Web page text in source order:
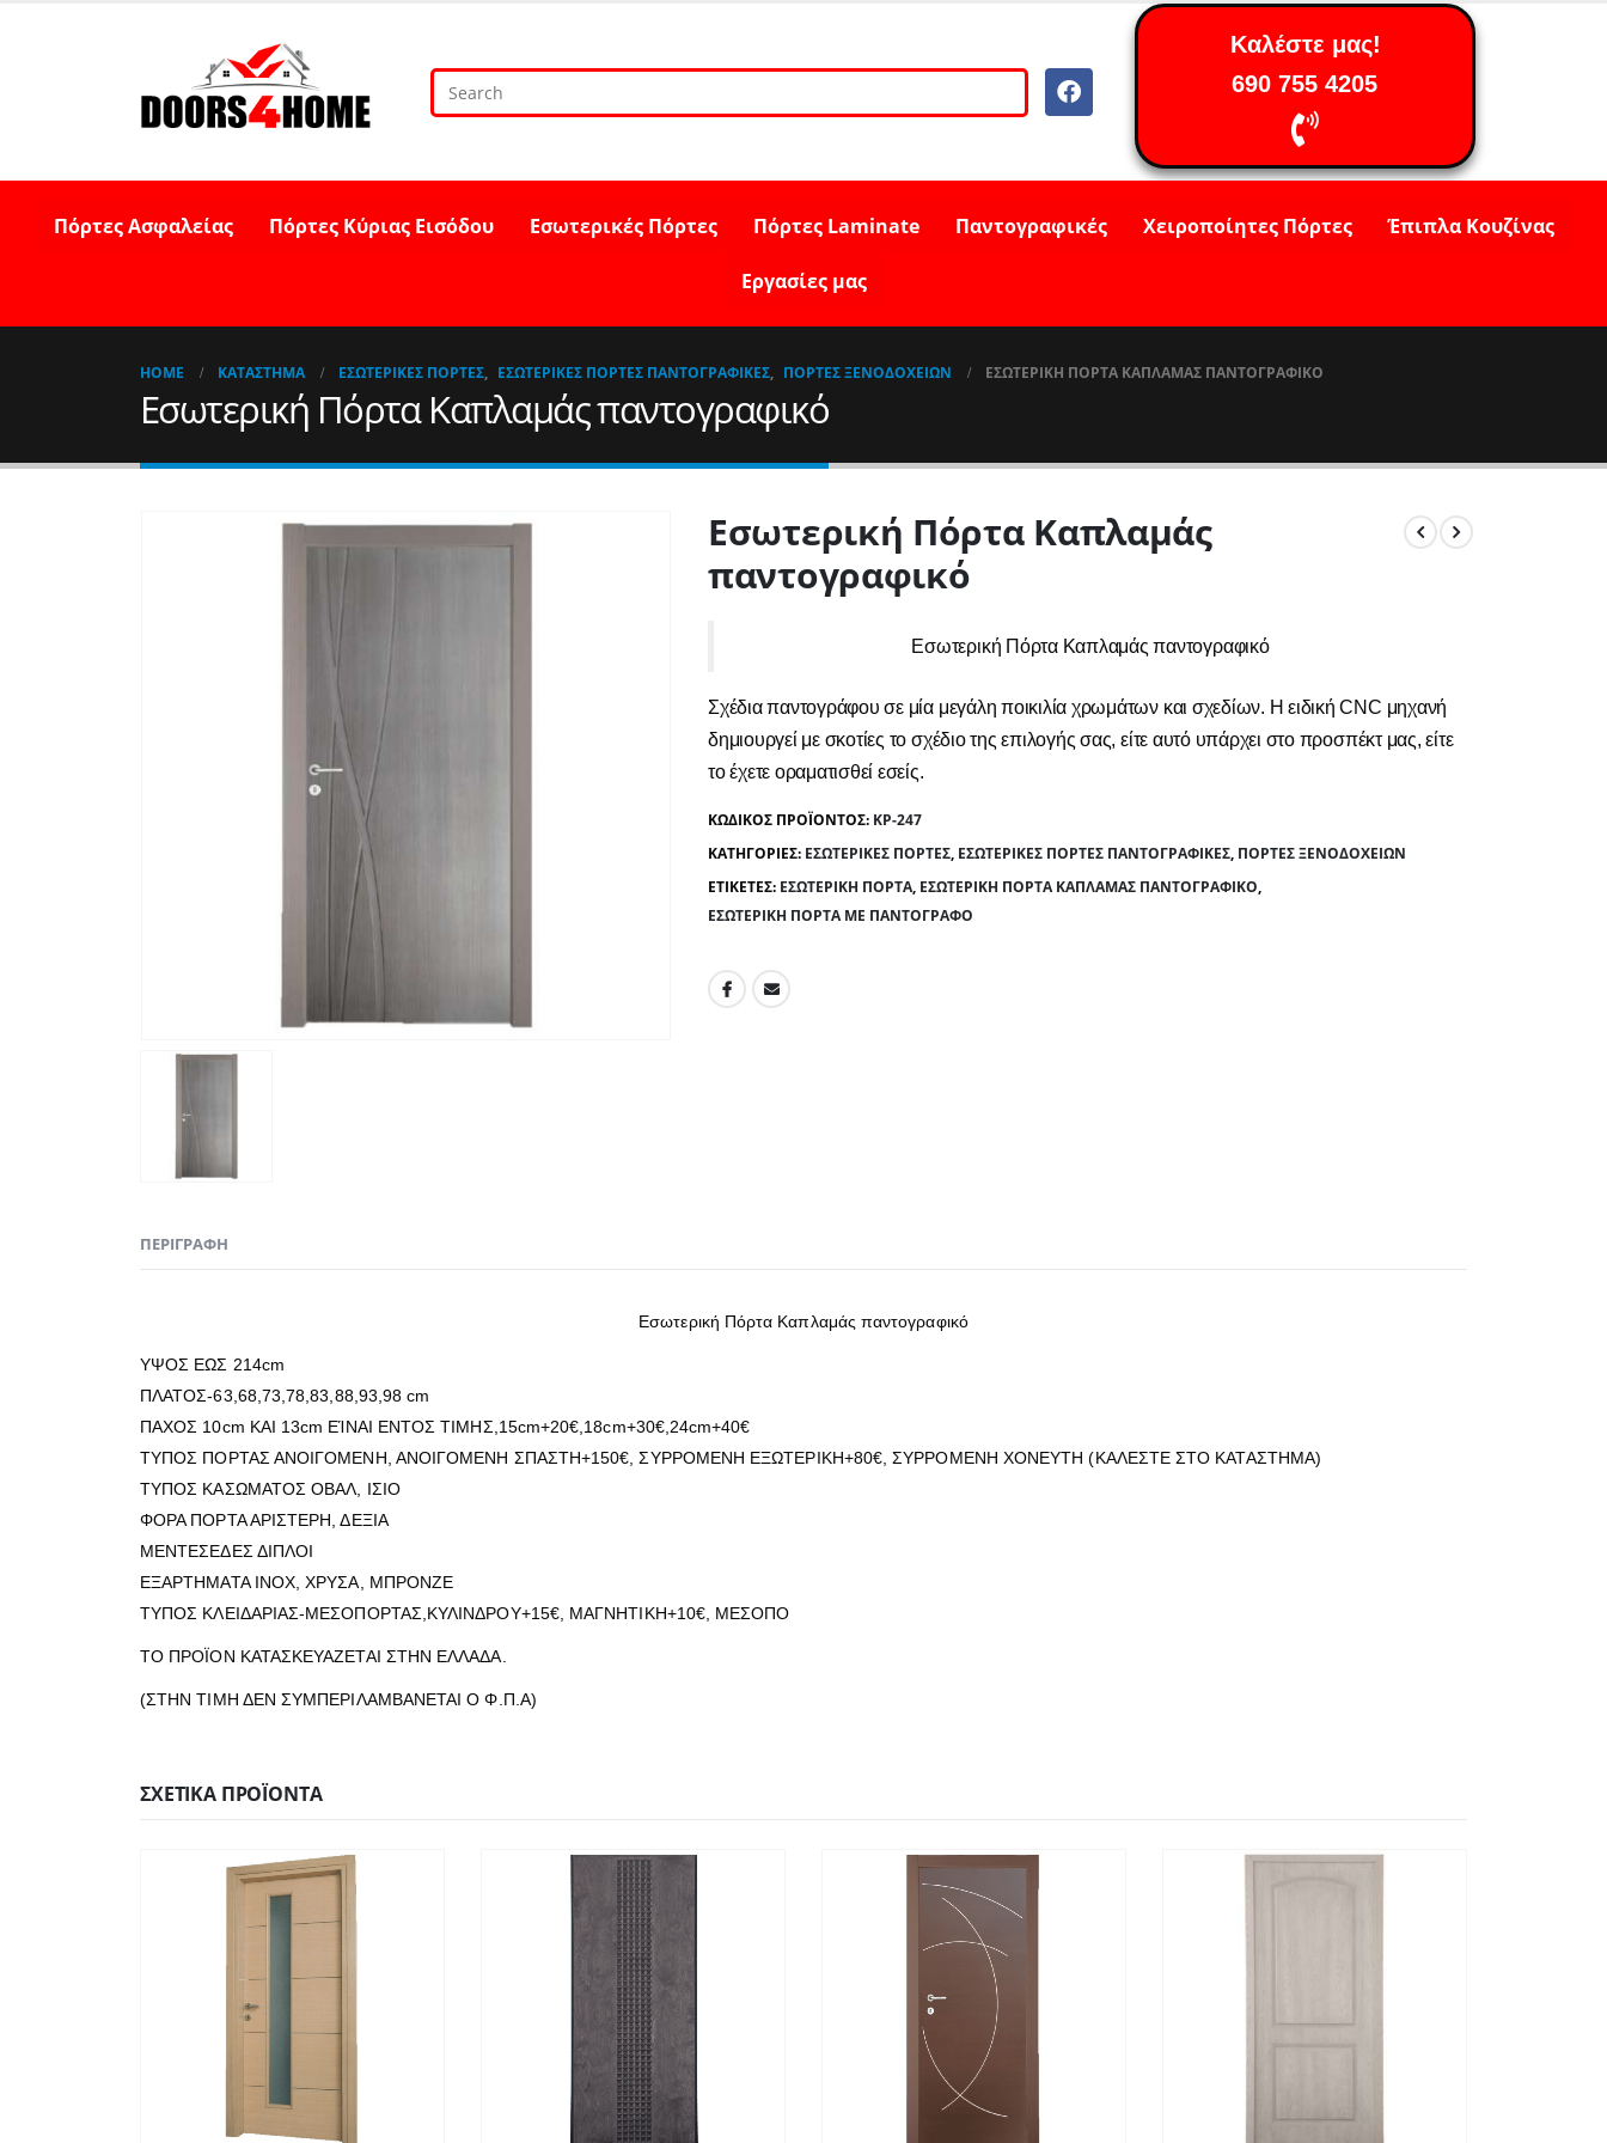
Καλέστε μας!
690 755 4205
Πόρτες Ασφαλείας Πόρτες Κύριας Εισόδου Εσωτερικές Πόρτες Πόρτες Laminate Παντογραφικές Χειροποίητες Πόρτες Έπιπλα Κουζίνας
Εργασίες μας
HOME ΚΑΤΆΣΤΗΜΑ ΕΣΩΤΕΡΙΚΈΣ ΠΌΡΤΕΣ, ΕΣΩΤΕΡΙΚΈΣ ΠΌΡΤΕΣ ΠΑΝΤΟΓΡΑΦΙΚΈΣ, ΠΌΡΤΕΣ ΞΕΝΟΔΟΧΕΊΩΝ ΕΣΩΤΕΡΙΚΉ ΠΌΡΤΑ ΚΑΠΛΑΜΆΣ ΠΑΝΤΟΓΡΑΦΙΚΌ
Εσωτερική Πόρτα Καπλαμάς παντογραφικό
Εσωτερική Πόρτα Καπλαμάς
παντογραφικό
Εσωτερική Πόρτα Καπλαμάς παντογραφικό
Σχέδια παντογράφου σε μία μεγάλη ποικιλία χρωμάτων και σχεδίων. Η ειδική CNC μηχανή
δημιουργεί με σκοτίες το σχέδιο της επιλογής σας, είτε αυτό υπάρχει στο προσπέκτ μας, είτε
το έχετε οραματισθεί εσείς.
ΚΩΔΙΚΌΣ ΠΡΟΪΌΝΤΟΣ: KP-247
ΚΑΤΗΓΟΡΊΕΣ: ΕΣΩΤΕΡΙΚΈΣ ΠΌΡΤΕΣ, ΕΣΩΤΕΡΙΚΈΣ ΠΌΡΤΕΣ ΠΑΝΤΟΓΡΑΦΙΚΈΣ, ΠΌΡΤΕΣ ΞΕΝΟΔΟΧΕΊΩΝ
ΕΤΙΚΈΤΕΣ: ΕΣΩΤΕΡΙΚΉ ΠΌΡΤΑ, ΕΣΩΤΕΡΙΚΉ ΠΌΡΤΑ ΚΑΠΛΑΜΆΣ ΠΑΝΤΟΓΡΑΦΙΚΌ,
ΕΣΩΤΕΡΙΚΉ ΠΌΡΤΑ ΜΕ ΠΑΝΤΟΓΡΆΦΟ
ΠΕΡΙΓΡΑΦΉ
Εσωτερική Πόρτα Καπλαμάς παντογραφικό
ΥΨΟΣ ΕΩΣ 214cm
ΠΛΑΤΟΣ-63,68,73,78,83,88,93,98 cm
ΠΑΧΟΣ 10cm ΚΑΙ 13cm ΕΊΝΑΙ ΕΝΤΟΣ ΤΙΜΗΣ,15cm+20€,18cm+30€,24cm+40€
ΤΥΠΟΣ ΠΟΡΤΑΣ ΑΝΟΙΓΟΜΕΝΗ, ΑΝΟΙΓΟΜΕΝΗ ΣΠΑΣΤΗ+150€, ΣΥΡΡΟΜΕΝΗ ΕΞΩΤΕΡΙΚΗ+80€, ΣΥΡΡΟΜΕΝΗ ΧΟΝΕΥΤΗ (ΚΑΛΕΣΤΕ ΣΤΟ ΚΑΤΑΣΤΗΜΑ)
ΤΥΠΟΣ ΚΑΣΩΜΑΤΟΣ ΟΒΑΛ, ΙΣΙΟ
ΦΟΡΑ ΠΟΡΤΑ ΑΡΙΣΤΕΡΗ, ΔΕΞΙΑ
ΜΕΝΤΕΣΕΔΕΣ ΔΙΠΛΟΙ
ΕΞΑΡΤΗΜΑΤΑ ΙΝΟΧ, ΧΡΥΣΑ, ΜΠΡΟΝΖΕ
ΤΥΠΟΣ ΚΛΕΙΔΑΡΙΑΣ-ΜΕΣΟΠΟΡΤΑΣ,ΚΥΛΙΝΔΡΟΥ+15€, ΜΑΓΝΗΤΙΚΗ+10€, ΜΕΣΟΠΟ
ΤΟ ΠΡΟΪΟΝ ΚΑΤΑΣΚΕΥΑΖΕΤΑΙ ΣΤΗΝ ΕΛΛΑΔΑ.
(ΣΤΗΝ ΤΙΜΗ ΔΕΝ ΣΥΜΠΕΡΙΛΑΜΒΑΝΕΤΑΙ Ο Φ.Π.Α)
ΣΧΕΤΙΚΆ ΠΡΟΪΌΝΤΑ
ΓΡΉΓΟΡΗ ΔΙΑΒΆΣΤΕ ΠΕΡΙΣΣΌΤΕΡΑ
ΓΡΉΓΟΡΗ